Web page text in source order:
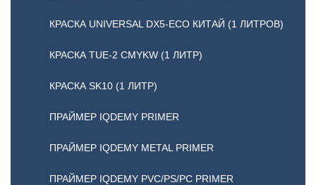
КРАСКА UNIVERSAL DX5-ECO КИТАЙ (1 ЛИТРОВ)
КРАСКА TUE-2 CMYKW (1 ЛИТР)
КРАСКА SK10 (1 ЛИТР)
ПРАЙМЕР IQDEMY PRIMER
ПРАЙМЕР IQDEMY METAL PRIMER
ПРАЙМЕР IQDEMY PVC/PS/PC PRIMER